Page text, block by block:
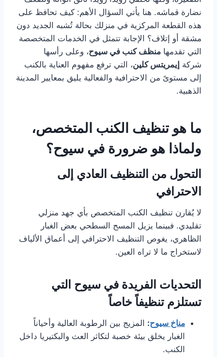
نضارة قماشه. هنا يأتي السؤال الأهم: كيف تحافظ على
هذه القطعة المركزية في منزلك بحالة تُشبه الجديد دون
مشقة أو إتلاف؟ الإجابة تتمثل في الخدمات المتخصصة
التي تقدمها منظف كنب في سيوح، وعلى رأسها
شركة إيمريتس كلين، التي ترفع مفهوم العناية بالكنب
إلى مستوىً من الاحترافية والفعالية يليق بمعايير المدينة
الذهبية.
ما هو تنظيف الكنب المتخصص،
ولماذا هو ضرورة في سيوح؟
التحول من التنظيف العادي إلى
الاحترافي
لا يُقارن تنظيف الكنب المتخصص بأي جهد منزلي
تقليدي. فبينما يزيل المسح السطحي بعض الغبار
الظاهري، يغوص التنظيف الاحترافي إلى أعماق الألياف
لاستخراج ما لا تراه العين.
التحديات الفريدة في سيوح التي
تستلزم تنظيفاً خاصاً
مناخ سيوح: المزيج بين الرطوبة العالية وأحياناً
الغبار يخلق بيئة خصبة لتكاثر العث والبكتيريا داخل
الكنب.